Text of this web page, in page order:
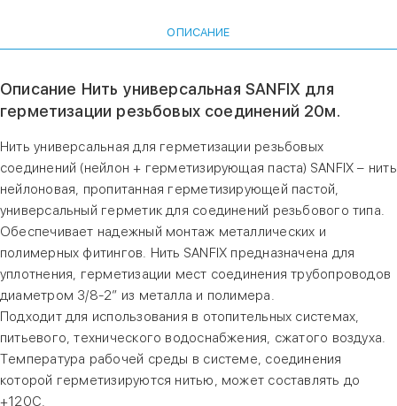
ОПИСАНИЕ
Описание Нить универсальная SANFIХ для
герметизации резьбовых соединений 20м.
Нить универсальная для герметизации резьбовых
соединений (нейлон + герметизирующая паста) SANFIX – нить
нейлоновая, пропитанная герметизирующей пастой,
универсальный герметик для соединений резьбового типа.
Обеспечивает надежный монтаж металлических и
полимерных фитингов. Нить SANFIX предназначена для
уплотнения, герметизации мест соединения трубопроводов
диаметром 3/8-2” из металла и полимера.
Подходит для использования в отопительных системах,
питьевого, технического водоснабжения, сжатого воздуха.
Температура рабочей среды в системе, соединения
которой герметизируются нитью, может составлять до
+120С.